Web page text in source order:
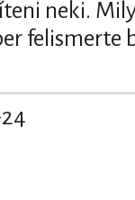
neki.
felismerte